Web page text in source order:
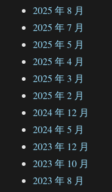
2025 年 8 月
2025 年 7 月
2025 年 5 月
2025 年 4 月
2025 年 3 月
2025 年 2 月
2024 年 12 月
2024 年 5 月
2023 年 12 月
2023 年 10 月
2023 年 8 月